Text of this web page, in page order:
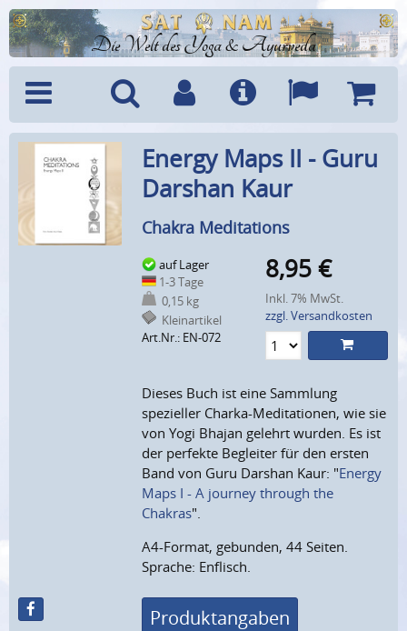
Die Welt des Yoga & Ayurveda
Menü SucheBenutzerkonto
Info Sprachen
Energy Maps II - Guru
Darshan Kaur
Chakra Meditations
auf Lager
1-3 Tage
0,15 kg
Kleinartikel
Art.Nr.: EN-072
8,95 €
Inkl. 7% MwSt.
zzgl. Versandkosten
Dieses Buch ist eine Sammlung
spezieller Charka-Meditationen, wie sie
von Yogi Bhajan gelehrt wurden. Es ist
der perfekte Begleiter für den ersten
Band von Guru Darshan Kaur: "Energy
Maps I - A journey through the
Chakras".
A4-Format, gebunden, 44 Seiten.
Sprache: Enflisch.
Produktangaben